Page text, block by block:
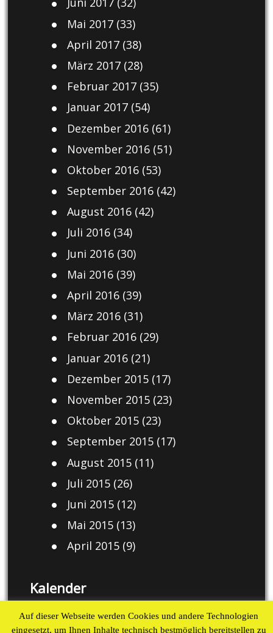
Mai 2017(33)
April 2017(38)
März 2017(28)
Februar 2017(35)
Januar 2017(54)
Dezember 2016(61)
November 2016(51)
Oktober 2016(53)
September 2016(42)
August 2016(42)
Juli 2016(34)
Juni 2016(30)
Mai 2016(39)
April 2016(39)
März 2016(31)
Februar 2016(29)
Januar 2016(21)
Dezember 2015(17)
November 2015(23)
Oktober 2015(23)
September 2015(17)
August 2015(11)
Juli 2015(26)
Juni 2015(12)
Mai 2015(13)
April 2015(9)
Kalender
Auf dieser Webseite werden Cookies und andere Technologien
eingesetzt, um Ihnen Inhalte technisch bestmöglich bereitstellen zu